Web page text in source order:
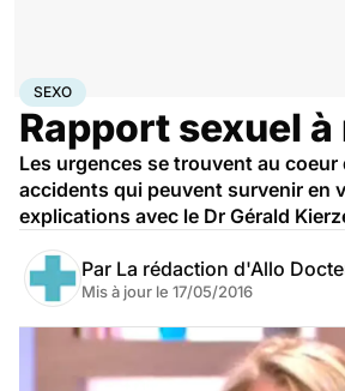
AccueilBien-être
SEXO
Rapport sexuel
Les urgences se trouvent au
accidents qui peuvent survenir en
explications avec le Dr Gérald
Par La rédaction d'Allo
Mis à jour le 17/05/2016